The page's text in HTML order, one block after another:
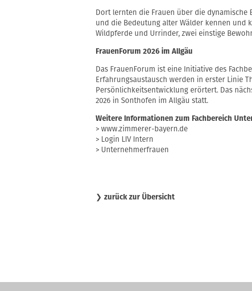
Dort lernten die Frauen über die dynamische
und die Bedeutung alter Wälder kennen und
Wildpferde und Urrinder, zwei einstige
FrauenForum 2026 im Allgäu
Das FrauenForum ist eine Initiative des
Erfahrungsaustausch werden in erster Linie
Persönlichkeitsentwicklung erörtert. Das
2026 in Sonthofen im Allgäu statt.
Weitere Informationen zum Fachbereich
> www.zimmerer-bayern.de
> Login LIV Intern
> Unternehmerfrauen
❯ zurück zur Übersicht